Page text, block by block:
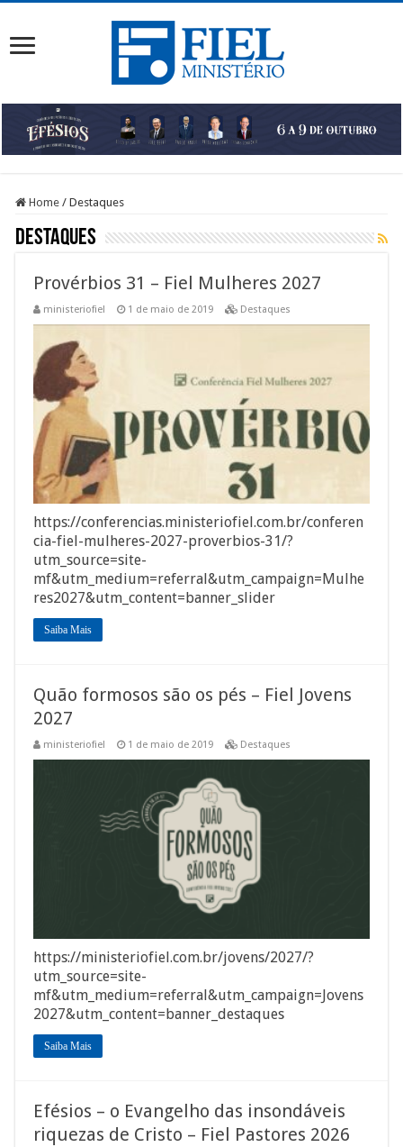
Home / Destaques
Destaques
Provérbios 31 – Fiel Mulheres 2027
ministeriofiel 1 de maio de 2019 Destaques
https://conferencias.ministeriofiel.com.br/conferen
cia-fiel-mulheres-2027-proverbios-31/?
utm_source=site-
mf&utm_medium=referral&utm_campaign=Mulhe
res2027&utm_content=banner_slider
Saiba Mais
Quão formosos são os pés – Fiel Jovens
2027
ministeriofiel 1 de maio de 2019 Destaques
https://ministeriofiel.com.br/jovens/2027/?
utm_source=site-
mf&utm_medium=referral&utm_campaign=Jovens
2027&utm_content=banner_destaques
Saiba Mais
Efésios – o Evangelho das insondáveis
riquezas de Cristo – Fiel Pastores 2026